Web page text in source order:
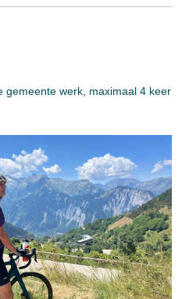
gemeente werk, maximaal 4 keer